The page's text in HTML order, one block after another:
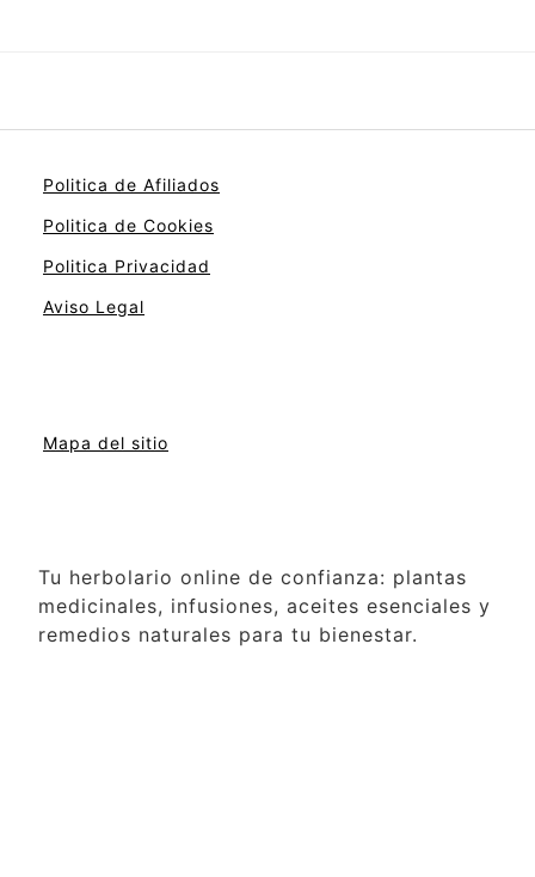
Politica de Afiliados
Politica de Cookies
Politica Privacidad
Aviso Legal
Mapa del sitio
Tu herbolario online de confianza: plantas
medicinales, infusiones, aceites esenciales y
remedios naturales para tu bienestar.